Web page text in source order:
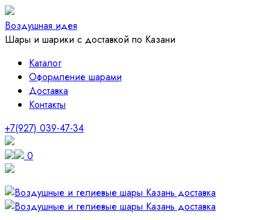
Воздушная идея
Шары и шарики с доставкой по Казани
Каталог
Оформление шарами
Доставка
Контакты
+7(927) 039-47-34
0